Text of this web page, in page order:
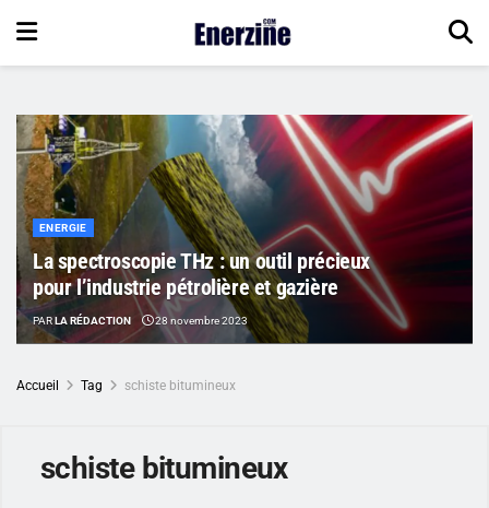
ENERGIE
La spectroscopie THz : un outil précieux
pour l’industrie pétrolière et gazière
PARLA RÉDACTION 28 novembre 2023
Accueil Tag schiste bitumineux
schiste bitumineux